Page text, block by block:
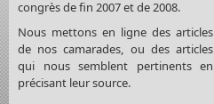
congrès de fin 2007 et de 2008.
Nous mettons en ligne des articles
de nos camarades, ou des articles
qui nous semblent pertinents en
précisant leur source.